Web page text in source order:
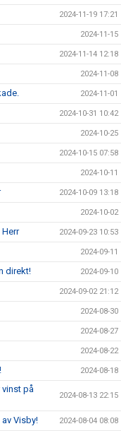
2024-11-19 17:21
2024-11-15
2024-11-14 12:18
2024-11-08
2024-11-01
2024-10-31 10:42
2024-10-25
2024-10-15 07:58
2024-10-11
2024-10-09 13:18
2024-10-02
2024-09-23 10:53
2024-09-11
direkt! 2024-09-10
2024-09-02 21:12
2024-08-30
2024-08-27
2024-08-22
2024-08-18
vinst på
2024-08-13 22:15
Visby! 2024-08-04 08:08